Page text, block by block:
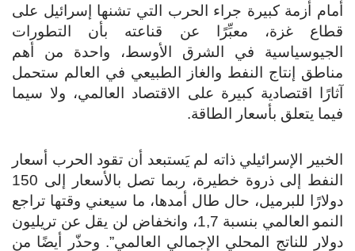
أمام أزمة كبيرة جراء الحرب التي تشنها إسرائيل على
قطاع غزة، معبِّرًا عن قناعته بأن التطورات
الجيوسياسية في الشرق الأوسط، واحدة من أهم
مناطق إنتاج النفط والغاز الطبيعي في العالم ستحمل
آثارًا اقتصادية كبيرة على الاقتصاد العالمي، ولا سيما
فيما يتعلق بأسعار الطاقة.
الخبير الإسرائيلي ذاته لم يَستبعد أن تقود الحرب أسعار
النفط إلى ذروة خطيرة، ربما تصل بالأسعار إلى 150
دولارًا للبرميل، حال طال أمدها، ما سيعني وقتها تراجع
النمو العالمي بنسبة 1,7، وانخفاض لن يقل عن تريليون
دولار للناتج المحلي الإجمالي العالمي”. وحذّر أيضًا من